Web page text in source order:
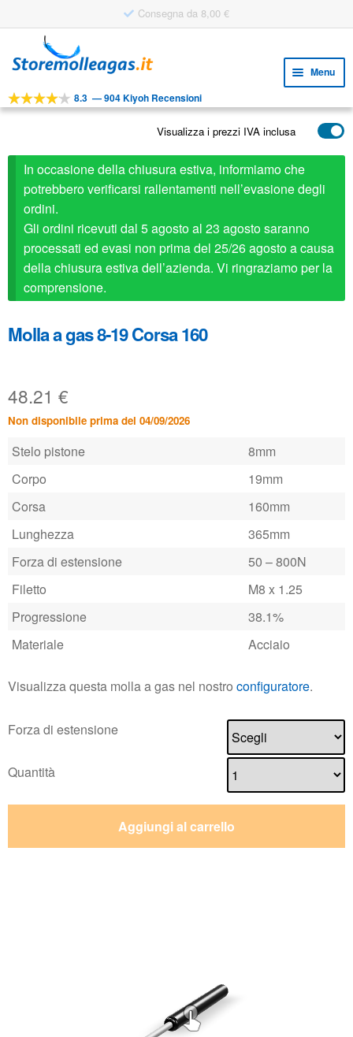
Consegna da 8,00 €
alla
al
Menu
STRUMENTI
il
menu
child
child
APPLICAZIONI
SERVIZIO CLIENTI
child
FAQ
8.3 —904 Kiyoh Recensioni
Visualizza i prezzi IVA inclusa
In occasione della chiusura estiva, informiamo che
potrebbero verificarsi rallentamenti nell’evasione degli
ordini.
Gli ordini ricevuti dal 5 agosto al 23 agosto saranno
processati ed evasi non prima del 25/26 agosto a causa
della chiusura estiva dell’azienda. Vi ringraziamo per la
comprensione.
Molla a gas 8-19 Corsa 160
48.21 €
Non disponibile prima del 04/09/2026
Stelo pistone
8mm
Corpo
19mm
Corsa
160mm
Lunghezza
365mm
Forza di estensione
50 – 800N
Filetto
M8 x 1.25
Progressione
38.1%
Materiale
Acciaio
Visualizza questa molla a gas nel nostro configuratore.
Forza di estensione
Quantità
Aggiungi al carrello